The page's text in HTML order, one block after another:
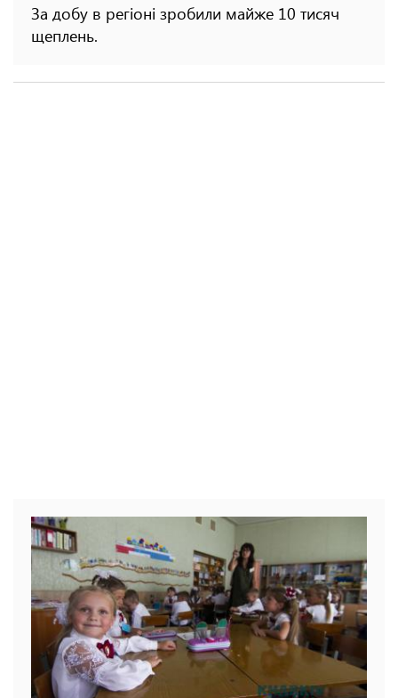
За добу в регіоні зробили майже 10 тисяч
щеплень.